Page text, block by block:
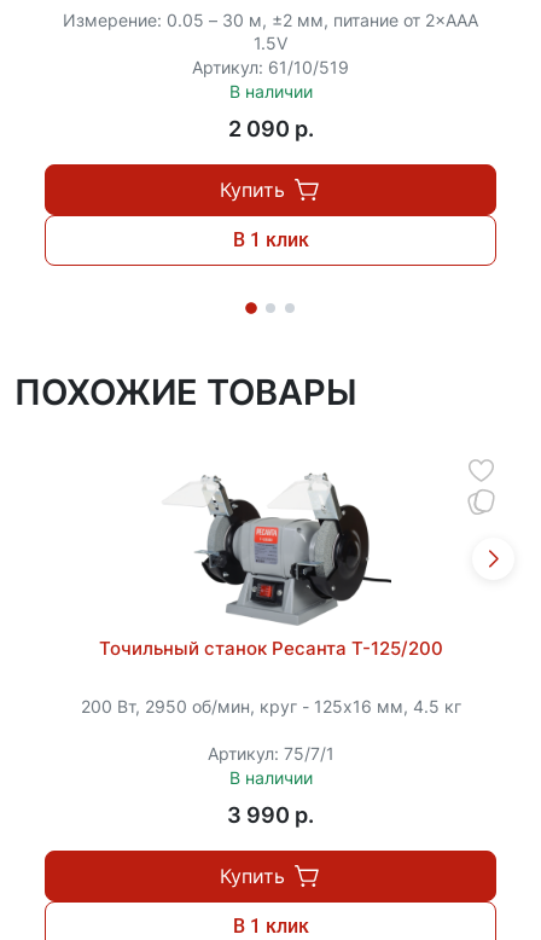
Измерение: 0.05 – 30 м, ±2 мм, питание от 2×ААА
1.5V
Артикул: 61/10/519
В наличии
2 090 p.
Купить
В 1 клик
ПОХОЖИЕ ТОВАРЫ
Точильный станок Ресанта Т-125/200
200 Вт, 2950 об/мин, круг - 125х16 мм, 4.5 кг
Артикул: 75/7/1
В наличии
3 990 p.
Купить
В 1 клик